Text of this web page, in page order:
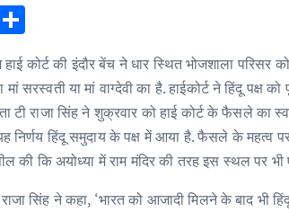
h
ar
e
कोर्ट की इंदौर बेंच ने धार स्थित भोजशाला
मां सरस्वती या मां वाग्देवी का है. हाईकोर्ट ने हिंदू
टी राजा सिंह ने शुक्रवार को हाई कोर्ट के फैसले का
निर्णय हिंदू समुदाय के पक्ष में आया है. फैसले के महत्व
की कि अयोध्या में राम मंदिर की तरह इस स्थल पर भी
सिंह ने कहा, ‘भारत को आजादी मिलने के बाद भी